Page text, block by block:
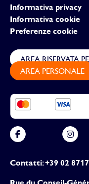
Informativa privacy
Informativa cookie
Preferenze cookie
Contatti: +39 02
AREA RISERVATA
AREA PERSONALE